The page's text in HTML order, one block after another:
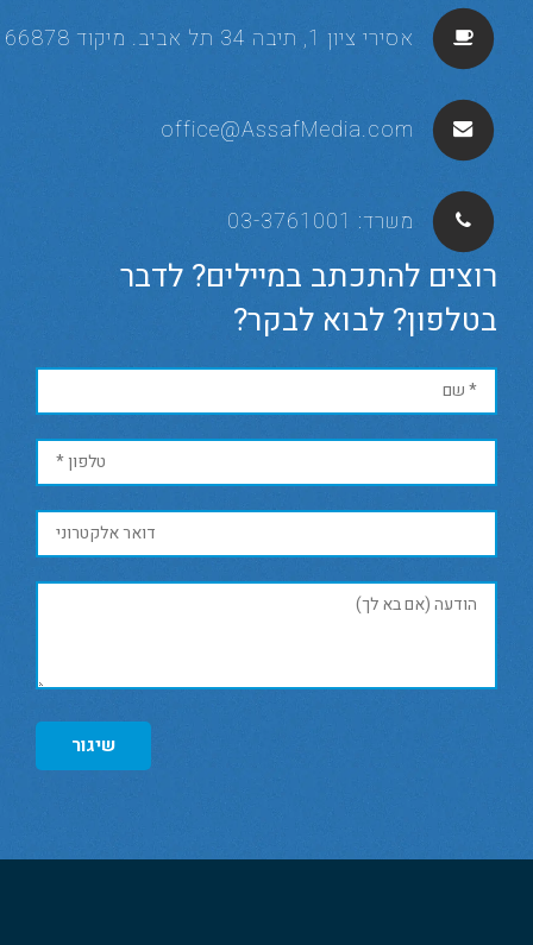
אסירי ציון 1, תיבה 34 תל אביב. מיקוד 66878
office@AssafMedia.com
משרד: 03-3761001
רוצים להתכתב במיילים? לדבר
בטלפון? לבוא לבקר?
שיגור